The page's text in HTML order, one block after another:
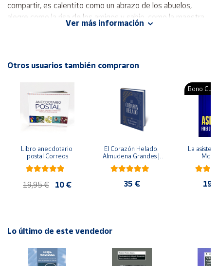
Hazte
vendedor
Cuenta
Península
Baleares
compartir, es calentito como un abrazo de los abuelos,
alegre como la risa de los amigos y sabio, como la maestra
Editorial: Libsa
Ver más información
Otros usuarios también compraron
Libro anecdotario
postal Correos
19,95 € 10 €
El Corazón Helado.
Almudena Grandes |
Edición especial de
lujo | Libro con sello y
35 €
Bono
La
Lo último de este vendedor